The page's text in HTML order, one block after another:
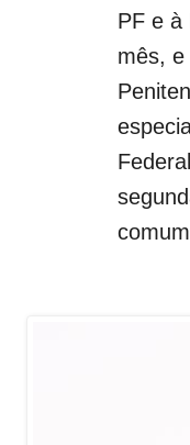
PF e à
mês,